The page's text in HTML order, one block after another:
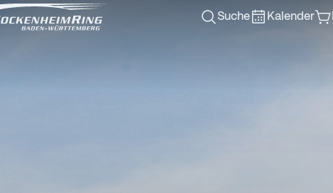
Suche Kalender